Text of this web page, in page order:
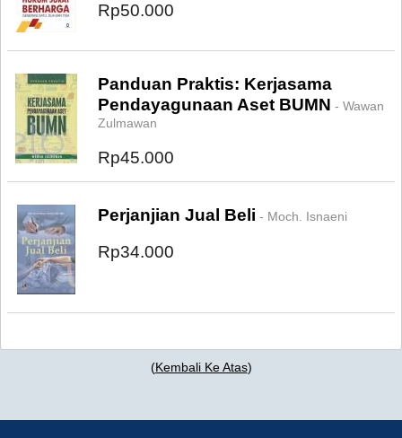
Rp50.000
Panduan Praktis: Kerjasama
Pendayagunaan Aset BUMN - Wawan
Zulmawan
Rp45.000
Perjanjian Jual Beli - Moch. Isnaeni
Rp34.000
(Kembali Ke Atas)